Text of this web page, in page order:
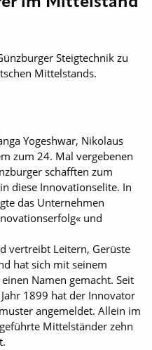
Steigtechnik zu
Mittelstands.
Yogeshwar, Nikolaus
zum 24. Mal vergebenen
schafften zum
diese Innovationselite. In
das Unternehmen
und
vertreibt Leitern, Gerüste
hat sich mit seinem
Namen gemacht. Seit
1899 hat der Innovator
angemeldet. Allein im
Mittelständer zehn